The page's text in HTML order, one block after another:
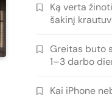
Ką verta
šakinį
Greitas buto
1–3 darbo
Kai iPhone